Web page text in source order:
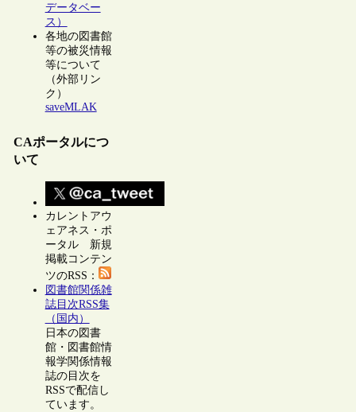
データベー
ス）
各地の図書館
等の被災情報
等について
（外部リン
ク）
saveMLAK
CAポータルにつ
いて
カレントアウ
ェアネス・ポ
ータル 新規
掲載コンテン
ツのRSS：
図書館関係雑
誌目次RSS集
（国内）
日本の図書
館・図書館情
報学関係情報
誌の目次を
RSSで配信し
ています。